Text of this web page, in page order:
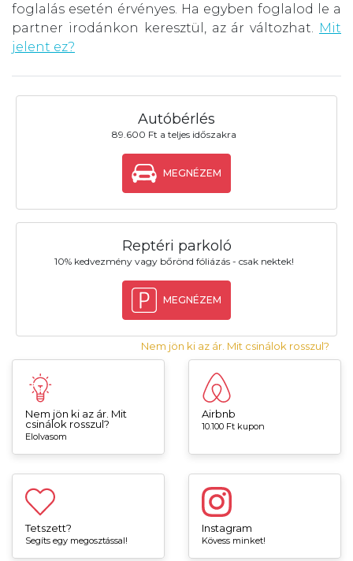
foglalás esetén érvényes. Ha egyben foglalod le a
partner irodánkon keresztül, az ár változhat.
Mit
jelent ez?
Autóbérlés
89.600 Ft a teljes időszakra
MEGNÉZEM
Reptéri parkoló
10% kedvezmény vagy bőrönd fóliázás - csak nektek!
MEGNÉZEM
Nem jön ki az ár. Mit csinálok rosszul?
Nem jön ki az ár. Mit
csinálok rosszul?
Elolvasom
Airbnb
10.100 Ft kupon
Tetszett?
Segíts egy megosztással!
Instagram
Kövess minket!